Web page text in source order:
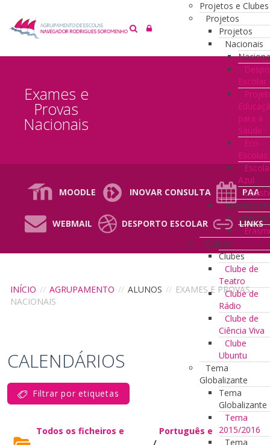
Projetos e Clubes
Projetos
Projetos
Nacionais
Escolar
para a
Saúde
Eco-
Escolas
Escola
Azul
Clubes
Clubes
Clube de
Teatro
Clube de
Rádio
Clube de
Ciência Viva
Clube
Ubuntu
Tema
Globalizante
Tema
Globalizante
Tema
2015/2016
Tema
Exames e
Provas
Nacionais
MOODLE INOVAR CONSULTA PAA
WEBMAIL DESPORTO ESCOLAR LINKS
INÍCIO // AGRUPAMENTO // ALUNOS // EXAMES E PROVAS
NACIONAIS
CALENDÁRIOS
Filtrar por etiquetas
Todos os ficheiros e Português e